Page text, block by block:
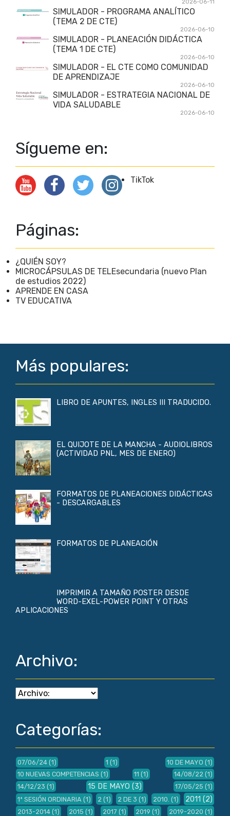
2026-06-11
SIMULADOR - PROGRAMA ANALÍTICO
(TEMA 2 DE CTE)
2026-06-10
SIMULADOR - PLANEACIÓN DIDÁCTICA
(TEMA 1 DE CTE)
2026-06-10
SIMULADOR - EL CTE COMO COMUNIDAD
DE APRENDIZAJE
2026-06-10
SIMULADOR - ESTRATEGIA NACIONAL DE
VIDA SALUDABLE
2026-06-10
Sígueme en:
TikTok
Páginas:
¿QUIÉN SOY?
MICROCÁPSULAS DE TELEsecundaria (nuevo Plan
de estudios 2022)
APRENDE EN CASA
TV EDUCATIVA
Más populares:
LIBRO DE APUNTES, INGLES III TRADUCIDO.
EL QUIJOTE DE LA MANCHA - AUDIOLIBROS
(ACTIVIDAD PNL, MES DE ENERO)
FORMATOS DE PLANEACIONES DIDÁCTICAS
- DESCARGABLES
FORMATOS DE PLANEACIÓN
IMPRIMIR A TAMAÑO POSTER DESDE
WORD-EXEL-POWER POINT Y OTRAS
APLICACIONES
Archivo:
Categorías:
07/06/24 (1) 1 (1) 10 DE MAYO (1)
10 NUEVAS COMPETENCIAS (1) 11 (1) 14/08/22 (1)
14/12/23 (1) 15 DE MAYO (3) 17/05/25 (1)
1ª SESIÓN ORDINARIA (1) 2 (1) 2 DE 3 (1) 2010. (1) 2011 (2)
2013-2014 (1) 2015 (1) 2017 (1) 2019 (1) 2019-2020 (1)